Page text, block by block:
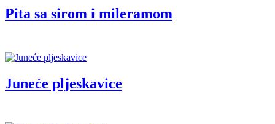
Pita sa sirom i mileramom
Juneće pljeskavice